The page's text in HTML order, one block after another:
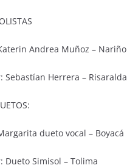
Andrea Muñoz – Nariño
Sebastían Herrera – Risaralda
dueto vocal – Boyacá
Dueto Simisol – Tolima